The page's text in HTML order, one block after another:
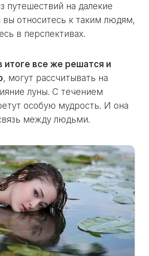
путешествий на далекие
вы относитесь к таким людям,
в перспективах.
итоге все же решатся и
, могут рассчитывать на
луны. С течением
особую мудрость. И она
между людьми.